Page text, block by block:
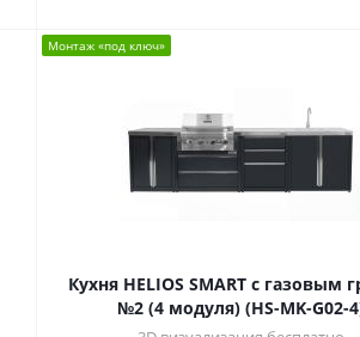
Монтаж «под ключ»
Кухня HELIOS SMART с газовым
№2 (4 модуля) (HS-MK-G02-